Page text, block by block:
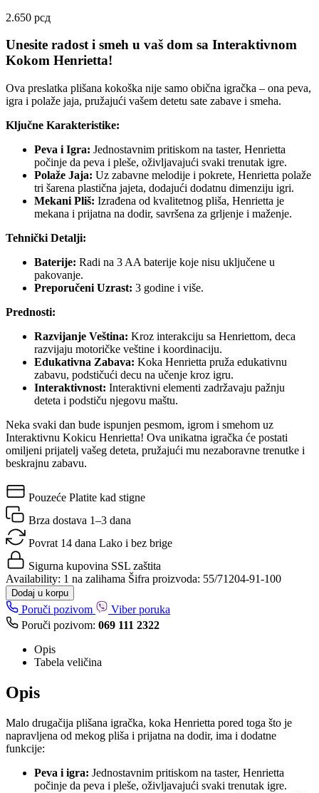
2.650 рсд
Unesite radost i smeh u vaš dom sa Interaktivnom
Kokom Henrietta!
Ova preslatka plišana kokoška nije samo obična igračka – ona peva,
igra i polaže jaja, pružajući vašem detetu sate zabave i smeha.
Ključne Karakteristike:
Peva i Igra: Jednostavnim pritiskom na taster, Henrietta
počinje da peva i pleše, oživljavajući svaki trenutak igre.
Polaže Jaja: Uz zabavne melodije i pokrete, Henrietta polaže
tri šarena plastična jajeta, dodajući dodatnu dimenziju igri.
Mekani Pliš: Izrađena od kvalitetnog pliša, Henrietta je
mekana i prijatna na dodir, savršena za grljenje i maženje.
Tehnički Detalji:
Baterije: Radi na 3 AA baterije koje nisu uključene u
pakovanje.
Preporučeni Uzrast: 3 godine i više.
Prednosti:
Razvijanje Veština: Kroz interakciju sa Henriettom, deca
razvijaju motoričke veštine i koordinaciju.
Edukativna Zabava: Koka Henrietta pruža edukativnu
zabavu, podstičući decu na učenje kroz igru.
Interaktivnost: Interaktivni elementi zadržavaju pažnju
deteta i podstiču njegovu maštu.
Neka svaki dan bude ispunjen pesmom, igrom i smehom uz
Interaktivnu Kokicu Henrietta! Ova unikatna igračka će postati
omiljeni prijatelj vašeg deteta, pružajući mu nezaboravne trenutke i
beskrajnu zabavu.
Pouzeće Platite kad stigne
Brza dostava 1–3 dana
Povrat 14 dana Lako i bez brige
Sigurna kupovina SSL zaštita
Availability: 1 na zalihama Šifra proizvoda: 55/71204-91-100
Dodaj u korpu
Poruči pozivom
Viber poruka
Poruči pozivom: 069 111 2322
Opis
Tabela veličina
Opis
Malo drugačija plišana igračka, koka Henrietta pored toga što je
napravljena od mekog pliša i prijatna na dodir, ima i dodatne
funkcije:
Peva i igra: Jednostavnim pritiskom na taster, Henrietta
počinje da peva i pleše, oživljavajući svaki trenutak igre.